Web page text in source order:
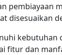
pembiayaan
disesuaikan
kebutuhan
fitur dan